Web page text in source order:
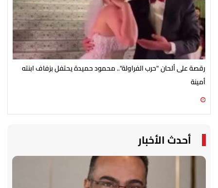
رقصة على ألحان "حرب الفراولة".. محمود حميدة يحتفل بزفاف ابنته
أمينة
أحدث الأخبار